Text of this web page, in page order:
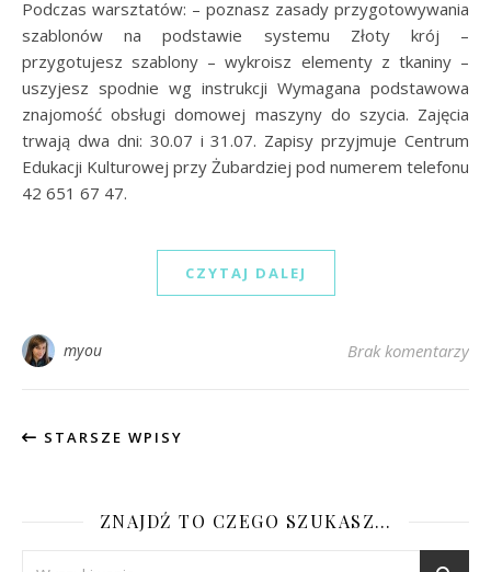
Podczas warsztatów: – poznasz zasady przygotowywania
szablonów na podstawie systemu Złoty krój –
przygotujesz szablony – wykroisz elementy z tkaniny –
uszyjesz spodnie wg instrukcji Wymagana podstawowa
znajomość obsługi domowej maszyny do szycia. Zajęcia
trwają dwa dni: 30.07 i 31.07. Zapisy przyjmuje Centrum
Edukacji Kulturowej przy Żubardziej pod numerem telefonu
42 651 67 47.
CZYTAJ DALEJ
myou Brak komentarzy
STARSZE WPISY
ZNAJDŹ TO CZEGO SZUKASZ…